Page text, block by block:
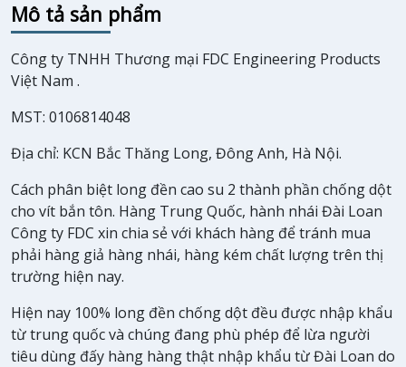
Mô tả sản phẩm
Công ty TNHH Thương mại FDC Engineering Products
Việt Nam .
MST: 0106814048
Địa chỉ: KCN Bắc Thăng Long, Đông Anh, Hà Nội.
Cách phân biệt long đền cao su 2 thành phần chống dột
cho vít bắn tôn. Hàng Trung Quốc, hành nhái Đài Loan
Công ty FDC xin chia sẻ với khách hàng để tránh mua
phải hàng giả hàng nhái, hàng kém chất lượng trên thị
trường hiện nay.
Hiện nay 100% long đền chống dột đều được nhập khẩu
từ trung quốc và chúng đang phù phép để lừa người
tiêu dùng đấy hàng hàng thật nhập khẩu từ Đài Loan do